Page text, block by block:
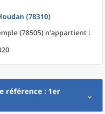
(78310)
(78505) n’appartient :
référence : 1er